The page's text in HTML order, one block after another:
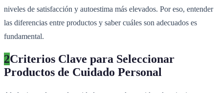
niveles de satisfacción y autoestima más elevados. Por eso, entender
las diferencias entre productos y saber cuáles son adecuados es
fundamental.
2Criterios Clave para Seleccionar
Productos de Cuidado Personal